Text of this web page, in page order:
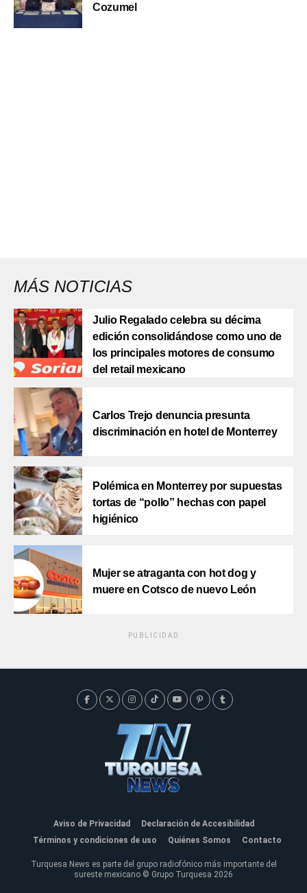
Cozumel
MÁS NOTICIAS
Julio Regalado celebra su décima
edición consolidándose como uno de
los principales motores de consumo
del retail mexicano
Carlos Trejo denuncia presunta
discriminación en hotel de Monterrey
Polémica en Monterrey por supuestas
tortas de “pollo” hechas con papel
higiénico
Mujer se atraganta con hot dog y
muere en Cotsco de nuevo León
PUBLICIDAD
Aviso de Privacidad
Declaración de Accesibilidad
Términos y condiciones de uso
Quiénes Somos Contacto
Turquesa News es parte del grupo radiofónico más importante del
sureste mexicano © Grupo Turquesa 2026